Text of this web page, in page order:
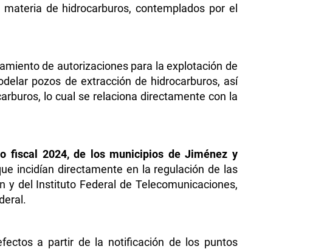
de hidrocarburos, contemplados por el
de autorizaciones para la explotación de
pozos de extracción de hidrocarburos, así
lo cual se relaciona directamente con la
fiscal 2024, de los municipios de Jiménez y
incidían directamente en la regulación de las
y del Instituto Federal de Telecomunicaciones,
a partir de la notificación de los puntos